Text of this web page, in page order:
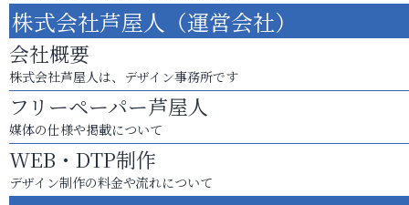
株式会社芦屋人（運営会社）
会社概要
株式会社芦屋人は、デザイン事務所です
フリーペーパー芦屋人
媒体の仕様や掲載について
WEB・DTP制作
デザイン制作の料金や流れについて